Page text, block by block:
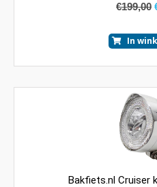
€199,00
In
Bakfiets.nl Cruiser